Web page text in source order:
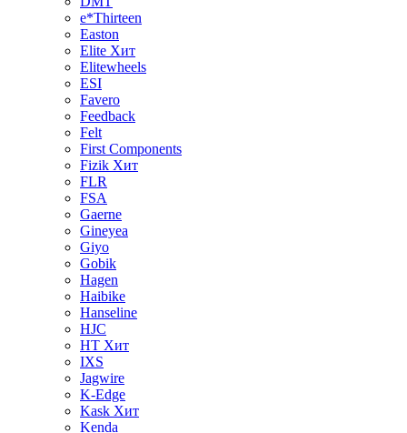
e*Thirteen
Easton
Elite Хит
Elitewheels
ESI
Favero
Feedback
Felt
First Components
Fizik Хит
FLR
FSA
Gaerne
Gineyea
Giyo
Gobik
Hagen
Haibike
Hanseline
HJC
HT Хит
IXS
Jagwire
K-Edge
Kask Хит
Kenda